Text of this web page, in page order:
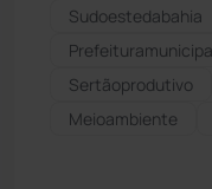
Sudoestedabahia
Sertãoprodutivo
Meioambiente